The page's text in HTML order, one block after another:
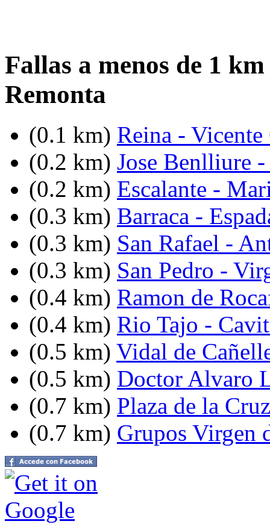
Fallas a menos de 1
Remonta
(0.1 km) Reina -
(0.2 km) Jose Benlliure
(0.2 km) Escalante -
(0.3 km) Barraca -
(0.3 km) San Rafael -
(0.3 km) San Pedro -
(0.4 km) Ramon de
(0.4 km) Rio Tajo -
(0.5 km) Vidal de
(0.5 km) Doctor Alvaro
(0.7 km) Plaza de la
(0.7 km) Grupos Virgen